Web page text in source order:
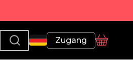
Zugang
Profil
Korb